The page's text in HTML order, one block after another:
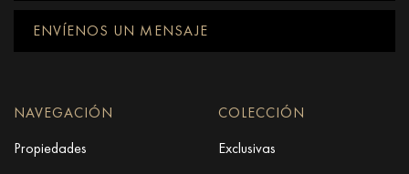
ENVÍENOS UN MENSAJE
NAVEGACIÓN
Propiedades
COLECCIÓN
Exclusivas